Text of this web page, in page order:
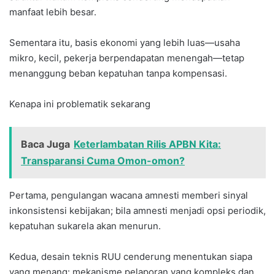
manfaat lebih besar.
Sementara itu, basis ekonomi yang lebih luas—usaha
mikro, kecil, pekerja berpendapatan menengah—tetap
menanggung beban kepatuhan tanpa kompensasi.
Kenapa ini problematik sekarang
Baca Juga Keterlambatan Rilis APBN Kita:
Transparansi Cuma Omon-omon?
Pertama, pengulangan wacana amnesti memberi sinyal
inkonsistensi kebijakan; bila amnesti menjadi opsi periodik,
kepatuhan sukarela akan menurun.
Kedua, desain teknis RUU cenderung menentukan siapa